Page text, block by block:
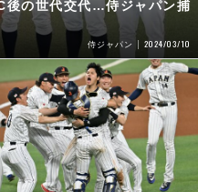
後の世代交代…侍ジャパン捕
侍ジャパン 2024/03/10